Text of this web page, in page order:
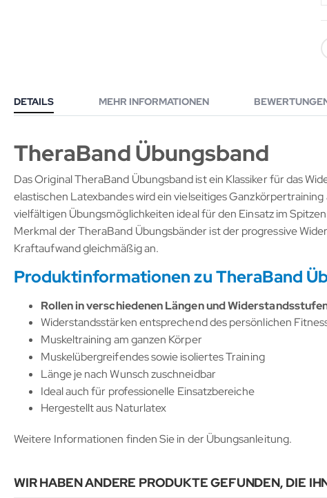
DETAILS
TheraBand Übungsband
Das Original TheraBand Übungsband ist ein Klassiker für das
elastischen Latexbandes wird ein vielseitiges
vielfältigen Übungsmöglichkeiten ideal für den Einsatz im
Merkmal der TheraBand Übungsbänder ist der progressive
Kraftaufwand gleichmäßig an.
Produktinformationen zu TheraBand
Rollen in verschiedenen Längen und
Widerstandsstärken entsprechend des persönlichen
Muskeltraining am ganzen Körper
Muskelübergreifendes sowie isoliertes Training
Länge je nach Wunsch zuschneidbar
Ideal auch für professionelle Einsatzbereiche
Hergestellt aus Naturlatex
Weitere Informationen finden Sie in der Übungsanleitung.
MEHR INFORMATIONEN
WIR HABEN ANDERE PRODUKTE GEFUNDEN, DIE